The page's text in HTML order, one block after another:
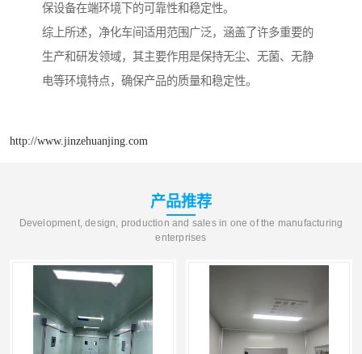
保设备在端环境下的可靠性和稳定性。
综上所述，净化车间适用范围广泛，涵盖了许多重要的
生产和研发领域，其主要作用是保持无尘、无菌、无静
电等环境特点，确保产品的质量和稳定性。
http://www.jinzehuanjing.com
产品推荐
Development, design, production and sales in one of the manufacturing
enterprises